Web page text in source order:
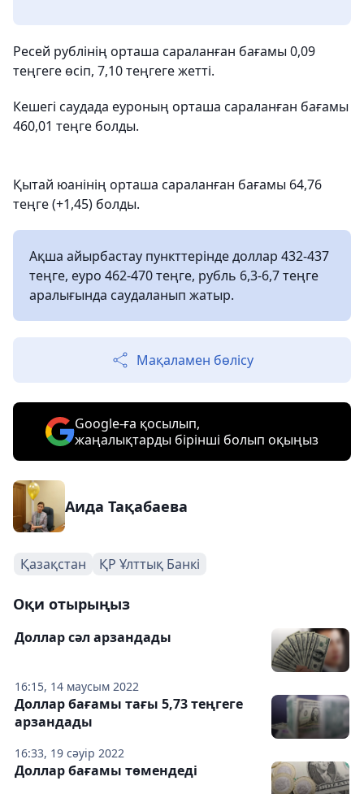
Ресей рублінің орташа сараланған бағамы 0,09
теңгеге өсіп, 7,10 теңгеге жетті.
Кешегі саудада еуроның орташа сараланған бағамы
460,01 теңге болды.
Қытай юанінің орташа сараланған бағамы 64,76
теңге (+1,45) болды.
Ақша айырбастау пункттерінде доллар 432-437
теңге, еуро 462-470 теңге, рубль 6,3-6,7 теңге
аралығында саудаланып жатыр.
Мақаламен бөлісу
Google-ға қосылып,
жаңалықтарды бірінші болып оқыңыз
Аида Тақабаева
Қазақстан ҚР Ұлттық Банкі
Оқи отырыңыз
16:15, 14 маусым 2022
Доллар сәл арзандады
16:33, 19 сәуір 2022
Доллар бағамы тағы 5,73 теңгеге
арзандады
Доллар бағамы төмендеді